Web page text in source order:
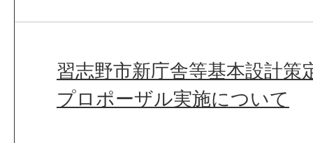
習志野市新庁舎等基本設計策
プロポーザル実施について